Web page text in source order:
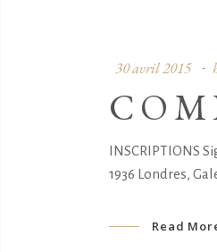
30 avril 2015
INSCRIPTIONS
1936 Londres,
Read